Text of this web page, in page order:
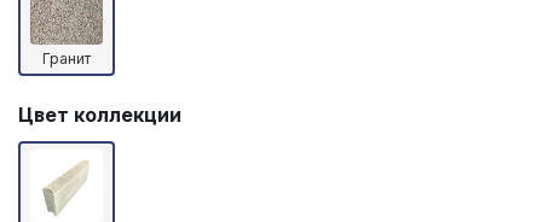
Гранит
Цвет коллекции